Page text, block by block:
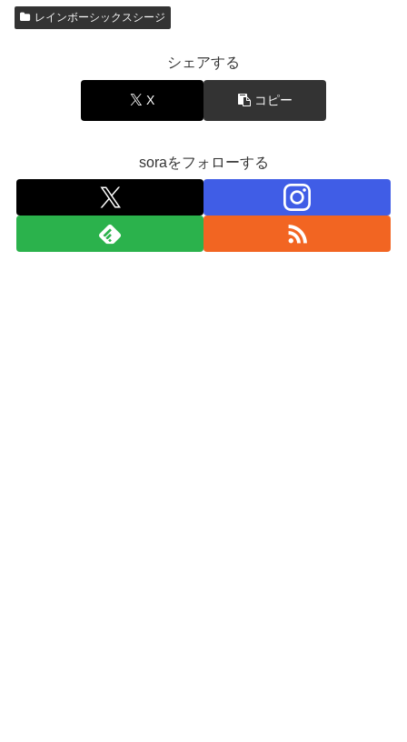
レインボーシックスシージ
シェアする
X コピー
soraをフォローする